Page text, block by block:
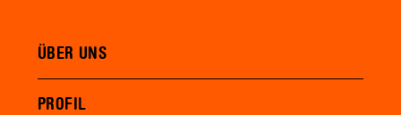
ÜBER UNS
PROFIL